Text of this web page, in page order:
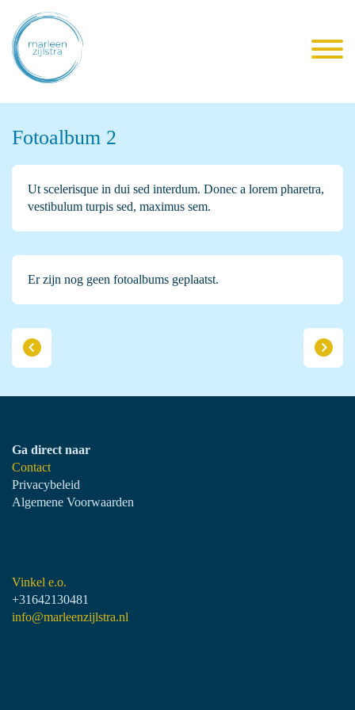
Fotoalbum 2
Ut scelerisque in dui sed interdum. Donec a lorem pharetra,
vestibulum turpis sed, maximus sem.
Er zijn nog geen fotoalbums geplaatst.
Ga direct naar
Contact
Privacybeleid
Algemene Voorwaarden
Vinkel e.o.
+31642130481
info@marleenzijlstra.nl